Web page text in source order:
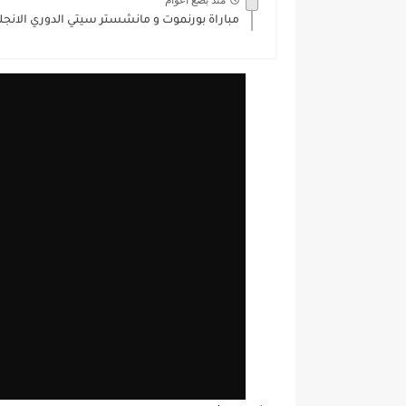
مباراة بورنموت و مانشستر سيتي الدوري الانجليزي